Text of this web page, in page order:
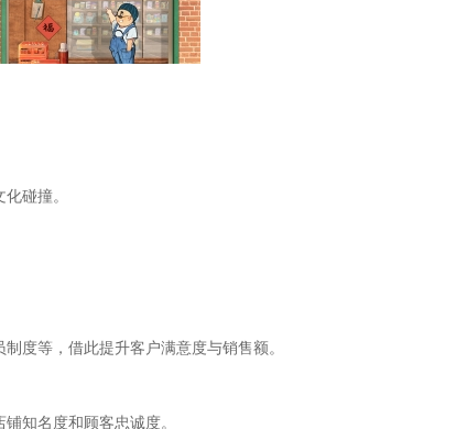
碰撞。
度等，借此提升客户满意度与销售额。
知名度和顾客忠诚度。